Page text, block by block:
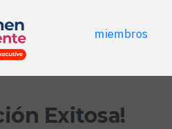
miembros
Exitosa!